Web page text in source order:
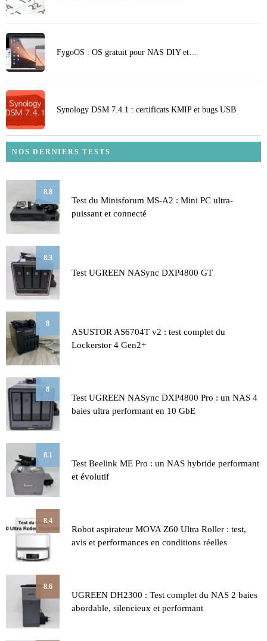
FygoOS : OS gratuit pour NAS DIY et…
Synology DSM 7.4.1 : certificats KMIP et bugs USB
NOS DERNIERS TESTS
8.8
Test du Minisforum MS-A2 : Mini PC ultra-
puissant et connecté
8.3
Test UGREEN NASync DXP4800 GT
8
ASUSTOR AS6704T v2 : test complet du
Lockerstor 4 Gen2+
8
Test UGREEN NASync DXP4800 Pro : un NAS 4
baies ultra performant en 10 GbE
8.1
Test Beelink ME Pro : un NAS hybride performant
et évolutif
8.4
Robot aspirateur MOVA Z60 Ultra Roller : test,
avis et performances en conditions réelles
8.6
UGREEN DH2300 : Test complet du NAS 2 baies
abordable, silencieux et performant